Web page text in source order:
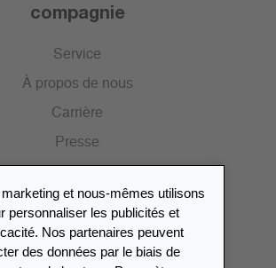
compagnie
Service
À propos de nous
Carrière
Presse
Portail des revendeurs
des revendeurs
et nous-mêmes utilisons
personnaliser les publicités et
Nos partenaires peuvent
des données par le biais de